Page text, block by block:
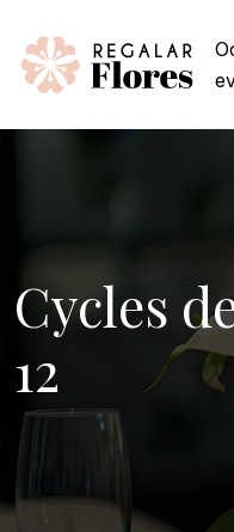
Cycles
12